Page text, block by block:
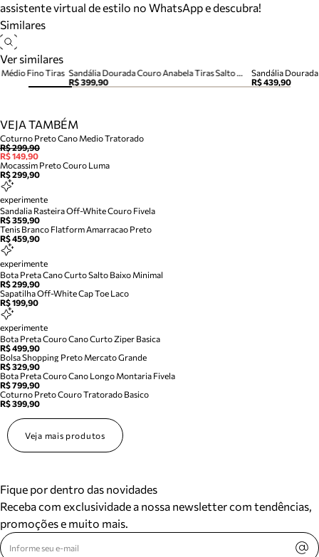
assistente virtual de estilo no WhatsApp e descubra!
Similares
Ver similares
Sandália Dourada Couro Anabela Tiras Salto Médio
R$ 399,90
Sandália
R$ 439,90
Fino Tiras
VEJA TAMBÉM
Coturno Preto Cano Medio Tratorado
R$ 299,90
R$ 149,90
Mocassim Preto Couro Luma
R$ 299,90
experimente
Sandalia Rasteira Off-White Couro Fivela
R$ 359,90
Tenis Branco Flatform Amarracao Preto
R$ 459,90
experimente
Bota Preta Cano Curto Salto Baixo Minimal
R$ 299,90
Sapatilha Off-White Cap Toe Laco
R$ 199,90
experimente
Bota Preta Couro Cano Curto Ziper Basica
R$ 499,90
Bolsa Shopping Preto Mercato Grande
R$ 329,90
Bota Preta Couro Cano Longo Montaria Fivela
R$ 799,90
Coturno Preto Couro Tratorado Basico
R$ 399,90
Veja mais produtos
Fique por dentro das novidades
Receba com exclusividade a nossa newsletter com tendências,
promoções e muito mais.